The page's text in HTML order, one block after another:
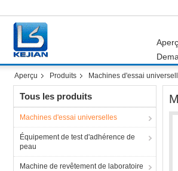
Aperçu Produits Machines d'essai
Tous les produits
Machines d'essai universelles
Équipement de test d'adhérence de
peau
Machine de revêtement de laboratoire